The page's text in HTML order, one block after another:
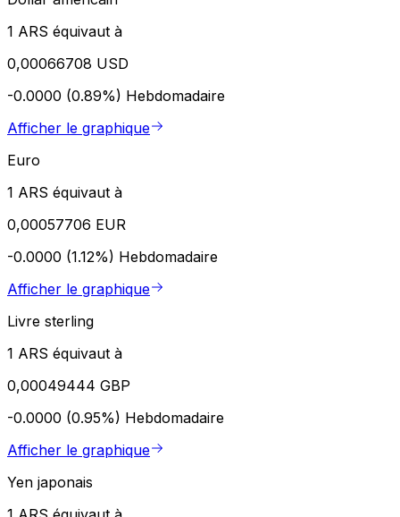
1 ARS équivaut à
0,00066708 USD
-0.0000 (0.89%) Hebdomadaire
Afficher le graphique
Euro
1 ARS équivaut à
0,00057706 EUR
-0.0000 (1.12%) Hebdomadaire
Afficher le graphique
Livre sterling
1 ARS équivaut à
0,00049444 GBP
-0.0000 (0.95%) Hebdomadaire
Afficher le graphique
Yen japonais